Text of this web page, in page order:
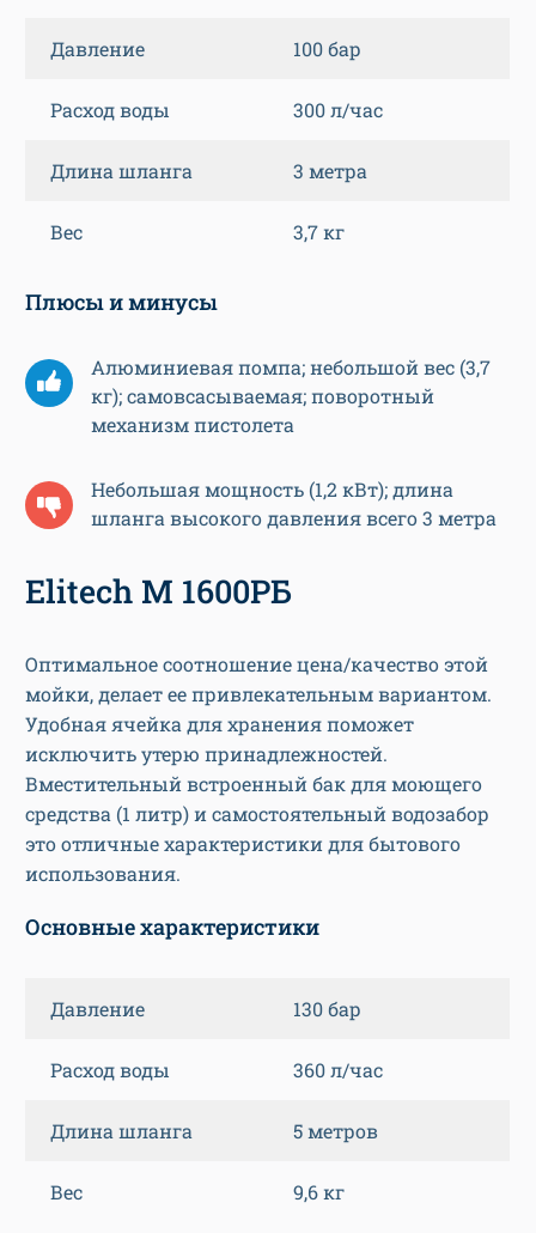
Давление 100 бар
Расход воды 300 л/час
Длина шланга 3 метра
Вес 3,7 кг
Плюсы и минусы
Алюминиевая помпа; небольшой вес (3,7
кг); самовсасываемая; поворотный
механизм пистолета
Небольшая мощность (1,2 кВт); длина
шланга высокого давления всего 3 метра
Elitech М 1600РБ
Оптимальное соотношение цена/качество этой
мойки, делает ее привлекательным вариантом.
Удобная ячейка для хранения поможет
исключить утерю принадлежностей.
Вместительный встроенный бак для моющего
средства (1 литр) и самостоятельный водозабор
это отличные характеристики для бытового
использования.
Основные характеристики
Давление 130 бар
Расход воды 360 л/час
Длина шланга 5 метров
Вес 9,6 кг